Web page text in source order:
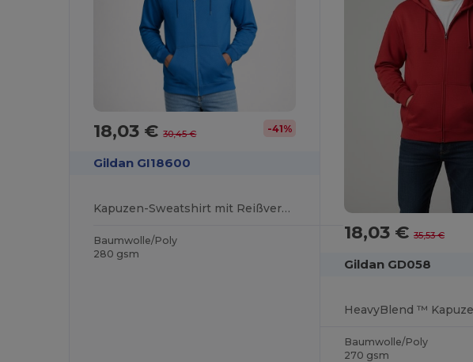
18,03 €30,45 € -41%
Gildan GI18600
Kapuzen-Sweatshirt mit Reißverschluss Herren
Baumwolle/Poly
280 gsm
18,03 € 35,53 €
Gildan GD058
Baumwolle/Poly
270 gsm